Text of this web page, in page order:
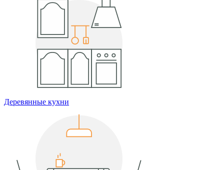
Деревянные кухни